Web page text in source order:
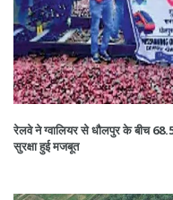
रेलवे ने ग्वालियर से धौलपुर के बीच
सुरक्षा हुई मजबूत